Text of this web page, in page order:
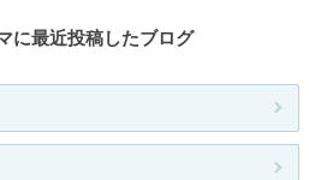
に最近投稿したブログ